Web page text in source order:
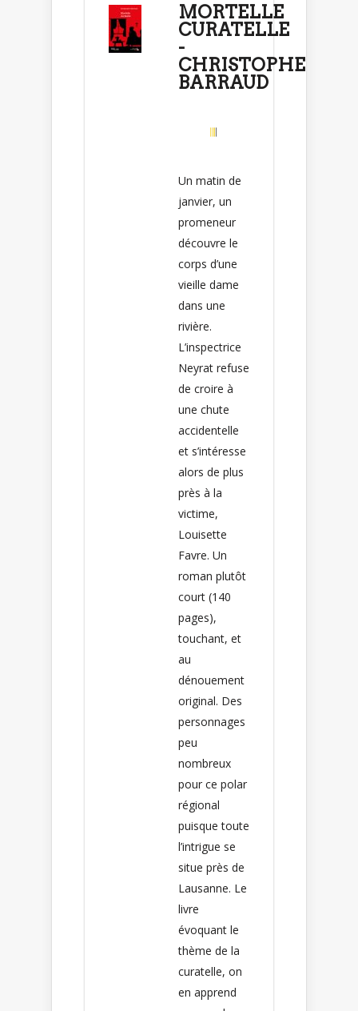
MORTELLE
CURATELLE
-
CHRISTOPHE
BARRAUD
Un matin de
janvier, un
promeneur
découvre le
corps d’une
vieille dame
dans une
rivière.
L’inspectrice
Neyrat refuse
de croire à
une chute
accidentelle
et s’intéresse
alors de plus
près à la
victime,
Louisette
Favre. Un
roman plutôt
court (140
pages),
touchant, et
au
dénouement
original. Des
personnages
peu
nombreux
pour ce polar
régional
puisque toute
l’intrigue se
situe près de
Lausanne. Le
livre
évoquant le
thème de la
curatelle, on
en apprend